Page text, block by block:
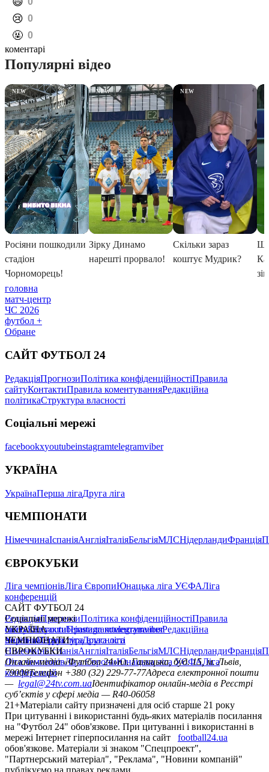
️😢 0
️🤬 0
коментарі
головна
матч-центр
ЧС 2026
футбол +
Обране
САЙТ ФУТБОЛ 24
РедакціяПрогнозиПолітика конфіденційностіПравила
сайтуКонтактиПравила коментуванняРедакційна
політикаСтруктура власності
Соціальні мережі
facebookxyoutubeinstagramtelegramviber
УКРАЇНА
УкраїнаПерша лігаДруга ліга
ЧЕМПІОНАТИ
НімеччинаІспаніяАнгліяІталіяБельгіяМЛСНідерландиФранція
ЄВРОКУБКИ
Ліга чемпіонівЛіга ЄвропиЮнацька ліга УЄФАЛіга
конференцій
САЙТ ФУТБОЛ 24
РедакціяПрогнозиПолітика конфіденційностіПравила
сайтуКонтактиПравила коментуванняРедакційна
політикаСтруктура власності
Соціальні мережі
facebookxyoutubeinstagramtelegramviber
УКРАЇНА
УкраїнаПерша лігаДруга ліга
ЧЕМПІОНАТИ
НімеччинаІспаніяАнгліяІталіяБельгіяМЛСНідерландиФранція
ЄВРОКУБКИ
Ліга чемпіонівЛіга ЄвропиЮнацька ліга УЄФАЛіга
конференцій
Онлайн-медіа «Футбол 24»пл. Галицька, буд. 15, м. Львів,
79008Телефон +380 (32) 229-77-77Адреса електронної пошти
— legal@24tv.com.uaІдентифікатор онлайн-медіа в Реєстрі
суб’єктів у сфері медіа — R40-06058
21+Матеріали сайту призначені для осіб старше 21 року
При цитуванні і використанні будь-яких матеріалів посилання
на "Футбол 24" обов'язкове. При цитуванні і використанні в
мережі Інтернет гіперпосилання на сайт
football24.ua
обов'язкове. Матеріали зі знаком "Спецпроект",
"Партнерський матеріал", "Реклама", "Новини компаній"